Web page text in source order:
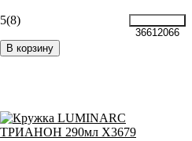
5(8)
36612066
В корзину